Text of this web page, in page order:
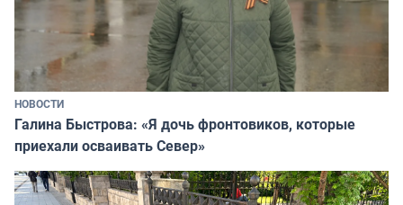
НОВОСТИ
Галина Быстрова: «Я дочь фронтовиков, которые
приехали осваивать Север»